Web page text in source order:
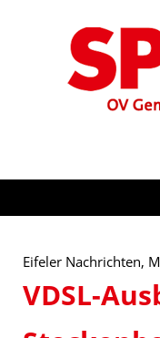
Eifeler Nachrichten,
VDSL-